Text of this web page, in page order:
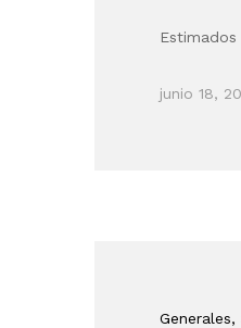
junio 18,
Generales,